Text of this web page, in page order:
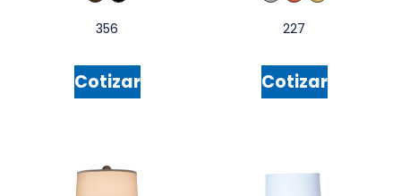
356
Cotizar
227
Cotizar